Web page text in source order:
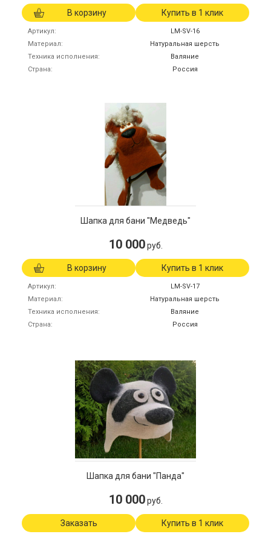
В корзину Купить в 1 клик
Артикул
LM-SV-16
Материал
Натуральная шерсть
Техника исполнения
Валяние
Страна
Россия
Шапка для бани "Медведь"
10 000 руб.
В корзину Купить в 1 клик
Артикул
LM-SV-17
Материал
Натуральная шерсть
Техника исполнения
Валяние
Страна
Россия
Шапка для бани "Панда"
10 000 руб.
Заказать Купить в 1 клик